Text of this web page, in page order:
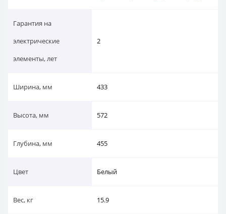
Гарантия на
электрические
элементы, лет
2
Ширина, мм 433
Высота, мм 572
Глубина, мм 455
Цвет Белый
Вес, кг 15.9